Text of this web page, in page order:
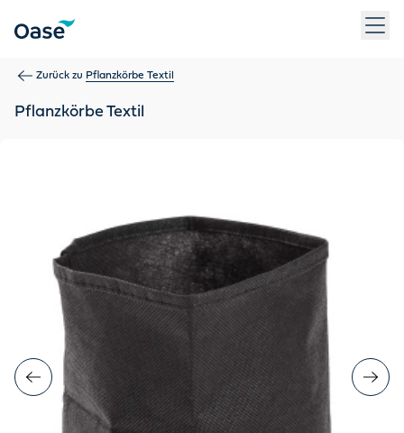
Zurück zu Pflanzkörbe Textil
Pflanzkörbe Textil